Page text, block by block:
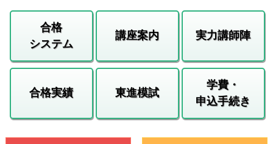
合格
システム
講座案内 実力講師陣
合格実績 東進模試
学費・
申込手続き